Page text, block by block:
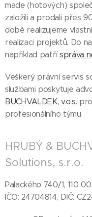
made (hotových)
založili a prodali přes
době realizujeme
realizaci projektů. Do
například patříspráva
Veškerý právní servis
službami poskytuje
BUCHVALDEK, v.o.s.
profesionálního týmu.
HRUBÝ &
Solutions, s.r.o.
Palackého 740/1, 110 00
IČO: 24704814, DIČ: